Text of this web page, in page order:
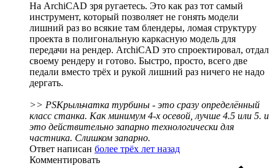
На ArchiCAD зря ругаетесь. Это как раз тот самый
инструмент, который позволяет не гонять модели
лишний раз во всякие там блендеры, ломая структуру
проекта в полигональную каркасную модель для
передачи на рендер. ArchiCAD это спроектировал, отдал
своему рендеру и готово. Быстро, просто, всего две
педали вместо трёх и рукой лишний раз ничего не надо
дергать.
>> PSКрыльчатка турбины - это сразу определённый
класс станка. Как минимум 4-х осевой, лучше 4.5 или 5. и
это действительно запарно технологически для
частника. Слишком запарно.
Ответ написан более трёх лет назад
Комментировать